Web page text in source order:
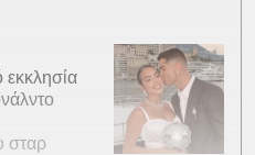
εκκλησία
σταρ